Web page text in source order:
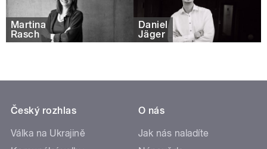
Martina
Rasch
Daniel
Jäger
Český rozhlas
Válka na Ukrajině
O nás
Jak nás naladíte